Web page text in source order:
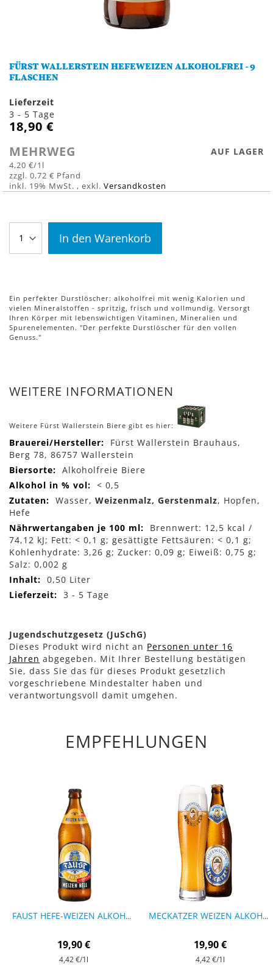
FÜRST WALLERSTEIN HEFEWEIZEN ALKOHOLFREI - 9
FLASCHEN
Lieferzeit
3 - 5 Tage
18,90 €
MEHRWEG
4,20 €/1l
0,72 €
inkl. 19% MwSt. , exkl. Versandkosten
AUF LAGER
In den Warenkorb
Ein perfekter Durstlöscher: alkoholfrei mit wenig Kalorien und
vielen Mineralstoffen - spritzig, frisch und vollmundig. Versorgt
Ihren Körper mit lebenswichtigen Vitaminen, Mineralien und
Spurenelementen. "Der perfekte Durstlöscher für den vollen
Genuss."
der
Bildergalerie
WEITERE INFORMATIONEN
Weitere Fürst Wallerstein Biere gibt es hier:
Mehr
Informationen
Fürst Wallerstein Brauhaus,
Berg 78, 86757 Wallerstein
Alkoholfreie Biere
< 0,5
Wasser, Weizenmalz, Gerstenmalz, Hopfen,
Hefe
Brennwert: 12,5 kcal /
74,12 kJ; Fett: < 0,1 g; gesättigte Fettsäuren: < 0,1 g;
Kohlenhydrate: 3,26 g; Zucker: 0,09 g; Eiweiß: 0,75 g;
Salz: 0,002 g
0,50 Liter
3 - 5 Tage
Jugendschutzgesetz (JuSchG)
Dieses Produkt wird nicht an Personen unter 16
Jahren abgegeben. Mit Ihrer Bestellung bestätigen
Sie, dass Sie das für dieses Produkt gesetzlich
vorgeschriebene Mindestalter haben und
verantwortungsvoll damit umgehen.
EMPFEHLUNGEN
FAUST HEFE-WEIZEN ALKOHOLFREI - 9 FLASCHEN
19,90 €
4,42 €/1l
MECKATZER WEIZEN ALKOHOLFREI - 9 FLASCHEN
19,90 €
4,42 €/1l